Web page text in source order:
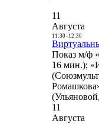
11
Августа
11:30- 12:30
Показ м/ф
16 мин.);
11
Августа